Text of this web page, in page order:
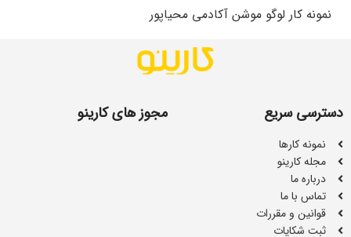
نمونه کار لوگو موشن آکادمی محیاپور
دسترسی سریع
نمونه کارها
مجله کارینو
درباره ما
تماس با ما
قوانین و مقررات
ثبت شکایات
مجوز های کارینو